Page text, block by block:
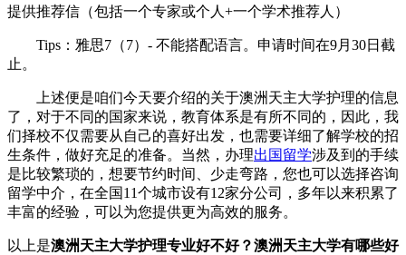
提供推荐信（包括一个专家或个人+一个学术推荐人）
Tips：雅思7（7）- 不能搭配语言。申请时间在9月30日截
止。
上述便是咱们今天要介绍的关于澳洲天主大学护理的信息
了，对于不同的国家来说，教育体系是有所不同的，因此，我
们择校不仅需要从自己的喜好出发，也需要详细了解学校的招
生条件，做好充足的准备。当然，办理出国留学涉及到的手续
是比较繁琐的，想要节约时间、少走弯路，您也可以选择咨询
留学中介，在全国11个城市设有12家分公司，多年以来积累了
丰富的经验，可以为您提供更为高效的服务。
以上是澳洲天主大学护理专业好不好？澳洲天主大学有哪些好